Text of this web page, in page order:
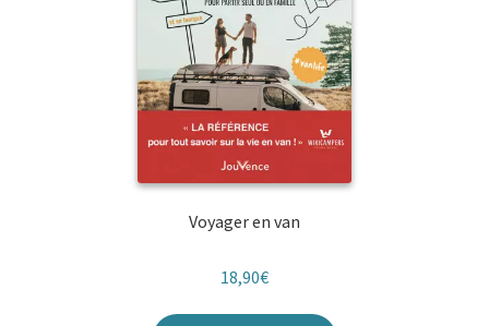
Voyager en van
18,90€